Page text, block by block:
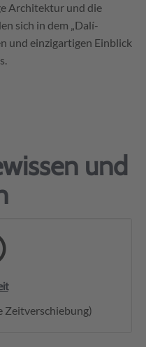
Architektur und die
sich in dem „Dalí-
und einzigartigen Einblick
und
Zeitverschiebung)